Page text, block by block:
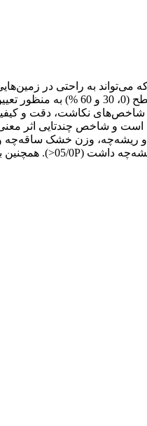
به راحتی در زمین‌هایی
خرد شده (3×2) شامل کارنده در دو سطح (کارنده
و شاخص چندتایی اثر